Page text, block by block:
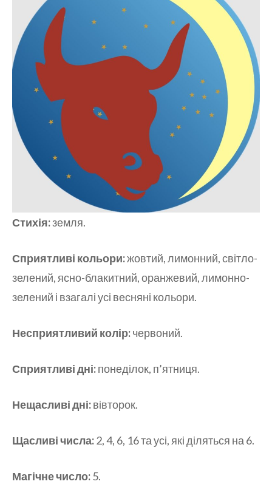
Стихія:земля.
Сприятливі кольори:жовтий, лимонний, світло-
зелений, ясно-блакитний, оранжевий, лимонно-
зелений і взагалі усі весняні кольори.
Несприятливий колір:червоний.
Сприятливі дні:понеділок, п’ятниця.
Нещасливі дні:вівторок.
Щасливі числа:2, 4, 6, 16 та усі, які діляться на 6.
Магічне число:5.